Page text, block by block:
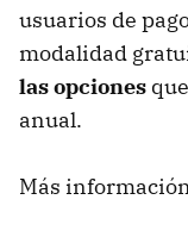
usuarios de
modalidad
las opciones
anual.
Más